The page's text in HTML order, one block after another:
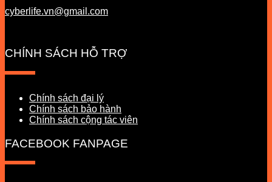
cyberlife.vn@gmail.com
CHÍNH SÁCH HỖ TRỢ
Chính sách đại lý
Chính sách bảo hành
Chính sách cộng tác viên
FACEBOOK FANPAGE